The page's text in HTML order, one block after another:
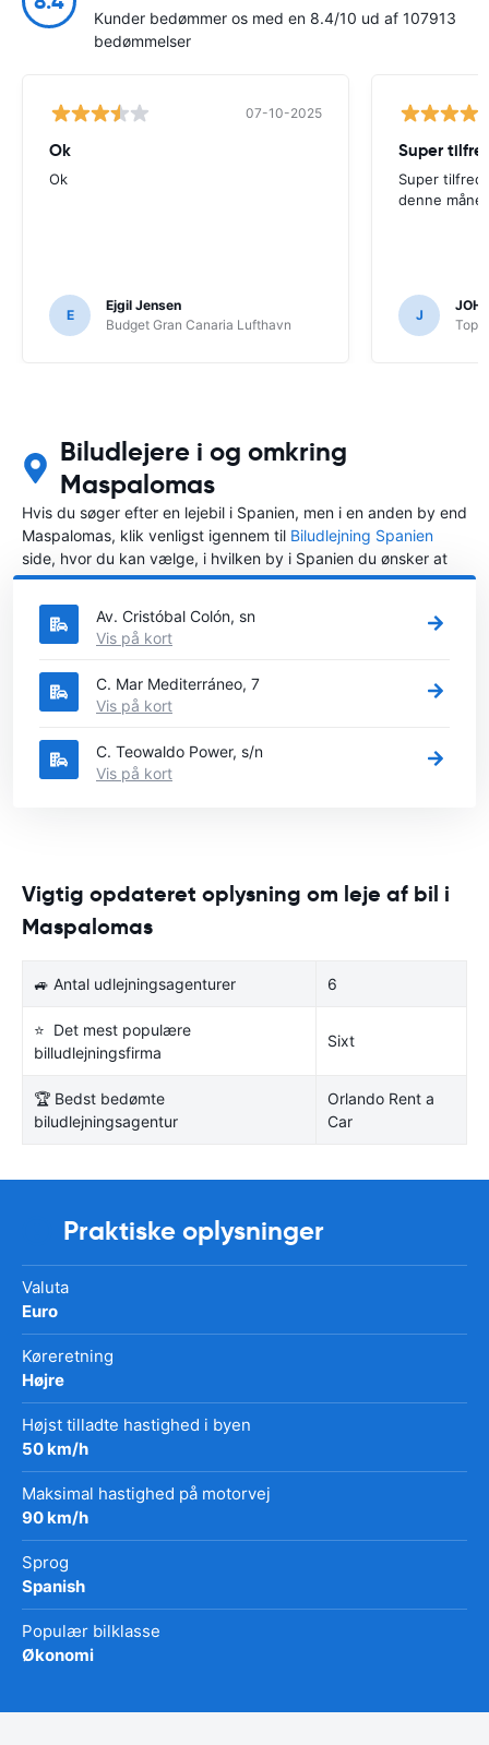
Kunder bedømmer os med en 8.4/10 ud af 107913
bedømmelser
07-10-2025
Ok
Ok
E
Ejgil Jensen
Budget Gran Canaria Lufthavn
Super
Super tilfred
denne
J
Biludlejere i og omkring
Maspalomas
Hvis du søger efter en lejebil i Spanien, men i en anden by end
Maspalomas, klik venligst igennem til Biludlejning Spanien
side, hvor du kan vælge, i hvilken by i Spanien du ønsker at
leje en bil.
Av. Cristóbal Colón, sn
Vis på kort
C. Mar Mediterráneo, 7
Vis på kort
C. Teowaldo Power, s/n
Vis på kort
Vigtig opdateret oplysning om leje af bil i
Maspalomas
🚙 Antal udlejningsagenturer 6
⭐ Det mest populære
billudlejningsfirma
Sixt
🏆 Bedst bedømte
biludlejningsagentur
Orlando Rent a
Car
Praktiske oplysninger
Valuta
Euro
Køreretning
Højre
Højst tilladte hastighed i byen
50 km/h
Maksimal hastighed på motorvej
90 km/h
Sprog
Spanish
Populær bilklasse
Økonomi